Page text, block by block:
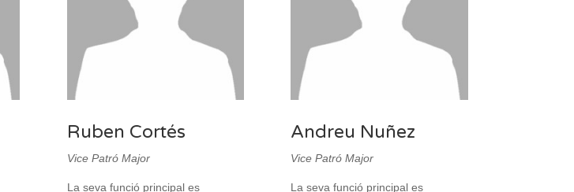
Ruben Cortés
Vice Patró Major
La seva funció principal es
Andreu Nuñez
Vice Patró Major
La seva funció principal es